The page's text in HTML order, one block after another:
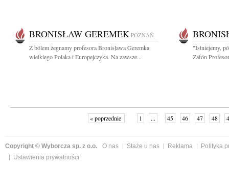
BRONISŁAW GEREMEK POZNAŃ
Z bólem żegnamy profesora Bronisława Geremka
wielkiego Polaka i Europejczyka. Na zawsze...
"Istniejemy,
Zafón
« poprzednie 1 ... 45 46 47 48
Copyright © Wyborcza sp. z o.o. O nas Staże u nas Reklama
Polityka
Ustawienia prywatności